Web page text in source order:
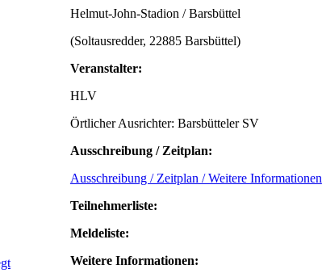
Helmut-John-Stadion / Barsbüttel
(Soltausredder, 22885 Barsbüttel)
Veranstalter:
HLV
Örtlicher Ausrichter: Barsbütteler SV
Ausschreibung / Zeitplan:
Ausschreibung / Zeitplan / Weitere Informationen
Teilnehmerliste:
Meldeliste:
Weitere Informationen: